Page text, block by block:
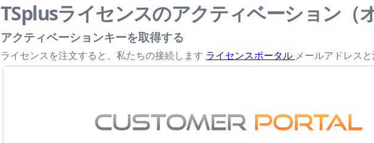
TSplusライセンスのアクティベーション（
アクティベーションキーを取得する
ライセンスを注文すると、私たちの接続します ライセンスポータル メールアドレス